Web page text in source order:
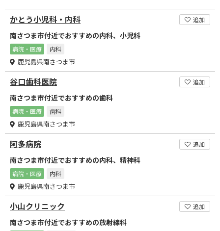
かとう小児科・内科 追加
南さつま市付近でおすすめの内科、小児科
病院・医療 内科
鹿児島県南さつま市
谷口歯科医院 追加
南さつま市付近でおすすめの歯科
病院・医療 歯科
鹿児島県南さつま市
阿多病院 追加
南さつま市付近でおすすめの内科、精神科
病院・医療 内科
鹿児島県南さつま市
小山クリニック 追加
南さつま市付近でおすすめの放射線科